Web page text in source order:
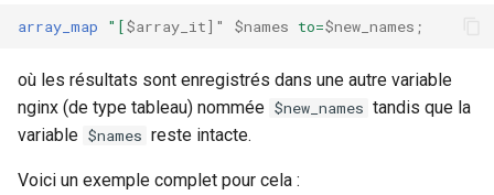
redis-util
redis
array_map "[$array_it]" $names to=$new_names ;
où les résultats sont enregistrés dans une autre variable
nginx (de type tableau) nommée $new_names tandis que la
variable $names reste intacte.
Voici un exemple complet pour cela :